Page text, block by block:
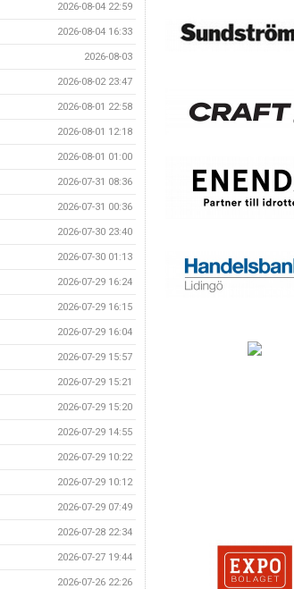
2026-08-04 22:59
2026-08-04 16:33
2026-08-03
2026-08-02 23:47
2026-08-01 22:58
2026-08-01 12:18
2026-08-01 01:00
2026-07-31 08:36
2026-07-31 00:36
2026-07-30 23:40
2026-07-30 01:13
2026-07-29 16:24
2026-07-29 16:15
2026-07-29 16:04
2026-07-29 15:57
2026-07-29 15:21
2026-07-29 15:20
2026-07-29 14:55
2026-07-29 10:22
2026-07-29 10:12
2026-07-29 07:49
2026-07-28 22:34
2026-07-27 19:44
2026-07-26 22:26